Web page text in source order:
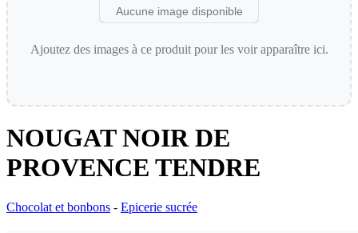
Aucune image disponible
Ajoutez des images à ce produit pour les voir apparaître ici.
NOUGAT NOIR DE
PROVENCE TENDRE
Chocolat et bonbons - Epicerie sucrée